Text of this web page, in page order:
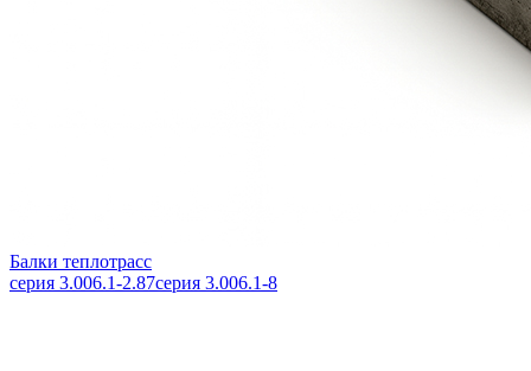
Балки теплотрасс
серия 3.006.1-2.87серия 3.006.1-8